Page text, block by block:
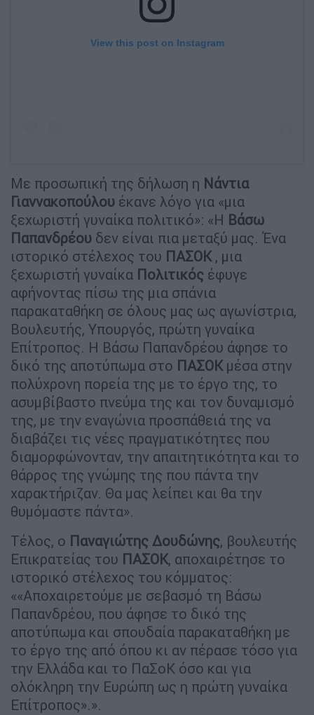
View this post on Instagram
Με προσωπική της δήλωση η Νάντια
Γιαννακοπούλου έκανε λόγο για «μια
ξεχωριστή γυναίκα πολιτικό»: «Η Βάσω
Παπανδρέου δεν είναι πια μεταξύ μας. Ένα
ιστορικό στέλεχος του ΠΑΣΟΚ, μια
ξεχωριστή γυναίκα Πολιτικός έφυγε
αφήνοντας πίσω της μια σπάνια
παρακαταθήκη σε όλους μας ως αγωνίστρια,
Βουλευτής, Υπουργός, πρώτη γυναίκα
Επίτροπος. Η Βάσω Παπανδρέου άφησε το
δικό της αποτύπωμα στο ΠΑΣΟΚμέσα στην
πολύχρονη πορεία της με το έργο της, το
ασυμβίβαστο πνεύμα της και τον δυναμισμό
της, με την εναγώνια προσπάθειά της να
διαβάζει τις νέες πραγματικότητες που
διαμορφώνονταν, την απαιτητικότητα και το
θάρρος της γνώμης της που πάντα την
χαρακτήριζαν. Θα μας λείπει και θα την
θυμόμαστε πάντα».
Τέλος, ο Παναγιώτης Δουδώνης, βουλευτής
Επικρατείας του ΠΑΣΟΚ, αποχαιρέτησε το
ιστορικό στέλεχος του κόμματος:
««Αποχαιρετούμε με σεβασμό τη Βάσω
Παπανδρέου, που άφησε το δικό της
αποτύπωμα και σπουδαία παρακαταθήκη με
το έργο της από όπου κι αν πέρασε τόσο για
την Ελλάδα και το ΠαΣοΚ όσο και για
ολόκληρη την Ευρώπη ως η πρώτη γυναίκα
Επίτροπος».».